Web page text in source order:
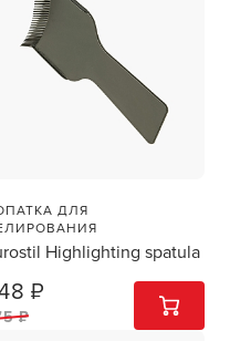
ДЛЯ
Highlighting spatula
₽
₽
1 ШТ